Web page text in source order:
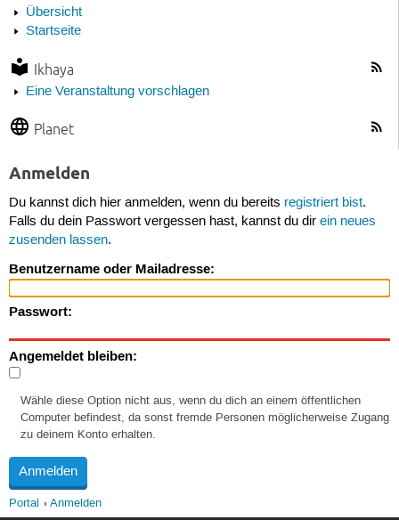
Übersicht
Startseite
Ikhaya
Eine Veranstaltung vorschlagen
Planet
Anmelden
Du kannst dich hier anmelden, wenn du bereits registriert bist.
Falls du dein Passwort vergessen hast, kannst du dir ein neues
zusenden lassen.
Benutzername oder Mailadresse:
Passwort:
Angemeldet bleiben:
Wähle diese Option nicht aus, wenn du dich an einem öffentlichen
Computer befindest, da sonst fremde Personen möglicherweise Zugang
zu deinem Konto erhalten.
Portal Anmelden